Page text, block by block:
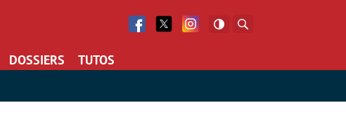
Facebook
Twitter Facebook
DOSSIERS TUTOS